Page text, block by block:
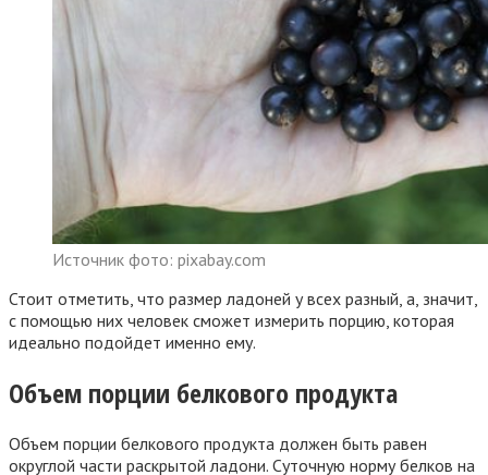
Источник фото: pixabay.com
Стоит отметить, что размер ладоней у всех разный, а, значит,
с помощью них человек сможет измерить порцию, которая
идеально подойдет именно ему.
Объем порции белкового продукта
Объем порции белкового продукта должен быть равен
округлой части раскрытой ладони. Суточную норму белков на